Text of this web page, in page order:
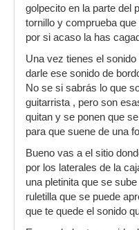
golpecito en la parte del
tornillo y comprueba
por si acaso la has
Una vez tienes el
darle ese sonido de
No se si sabrás lo que
guitarrista , pero son
quitan y se ponen que
para que suene de una
Bueno vas a el sitio
por los laterales de la
una pletinita que se
ruletilla que se puede
que te quede el sonido